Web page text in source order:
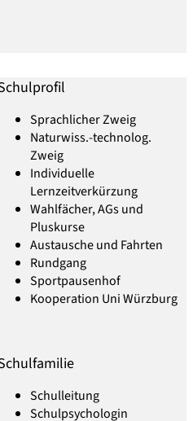
Sprachlicher Zweig
Naturwiss.-technolog.
Zweig
Individuelle
Lernzeitverkürzung
Wahlfächer, AGs und
Pluskurse
Austausche und Fahrten
Rundgang
Sportpausenhof
Kooperation Uni Würzburg
Schulleitung
Schulpsychologin